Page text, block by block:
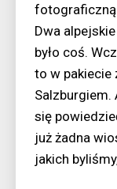
fotograficzną
Dwa
było coś.
to w pakiecie
Salzburgiem.
się
już żadna
jakich